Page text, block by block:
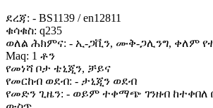
ደረጃ: - BS1139 / en12811
ቁሳቁስ: q235
ወለል ሕክምና: - ኢ-ጋቪን, ሙቅ-ጋሊንግ, ቀለም
Maq: 1 ቶን
የመነሻ ቦታ ቴኒጂን, ቻይና
የመርከብ ወደብ: - ታኒጂን ወደብ
የመድን ጊዜን: - ወይም ተቀማጭ ገንዘብ ከተቀበለ